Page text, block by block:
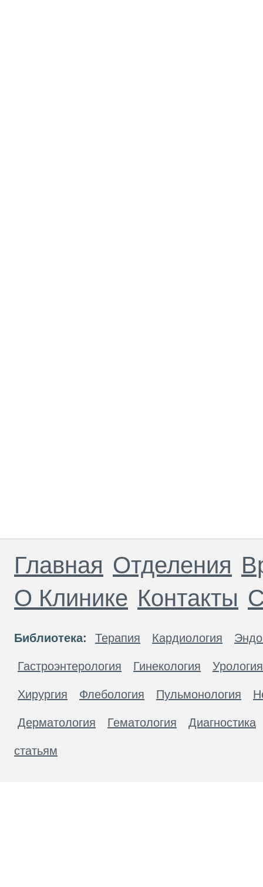
Главная Отделения
О Клинике Контакты
Библиотека: Терапия Кардиология
Гастроэнтерология Гинекология Урология
Хирургия Флебология Пульмонология
Дерматология Гематология Диагностика
статьям